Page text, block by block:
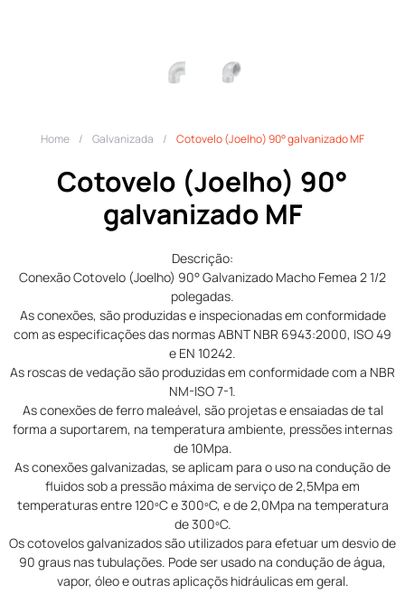
Home / Galvanizada / Cotovelo (Joelho) 90° galvanizado MF
Cotovelo (Joelho) 90°
galvanizado MF
Descrição:
Conexão Cotovelo (Joelho) 90° Galvanizado Macho Femea 2 1/2
polegadas.
As conexões, são produzidas e inspecionadas em conformidade
com as especificações das normas ABNT NBR 6943:2000, ISO 49
e EN 10242.
As roscas de vedação são produzidas em conformidade com a NBR
NM-ISO 7-1.
As conexões de ferro maleável, são projetas e ensaiadas de tal
forma a suportarem, na temperatura ambiente, pressões internas
de 10Mpa.
As conexões galvanizadas, se aplicam para o uso na condução de
fluidos sob a pressão máxima de serviço de 2,5Mpa em
temperaturas entre 120ºC e 300ºC, e de 2,0Mpa na temperatura
de 300ºC.
Os cotovelos galvanizados são utilizados para efetuar um desvio de
90 graus nas tubulações. Pode ser usado na condução de água,
vapor, óleo e outras aplicaçõs hidráulicas em geral.